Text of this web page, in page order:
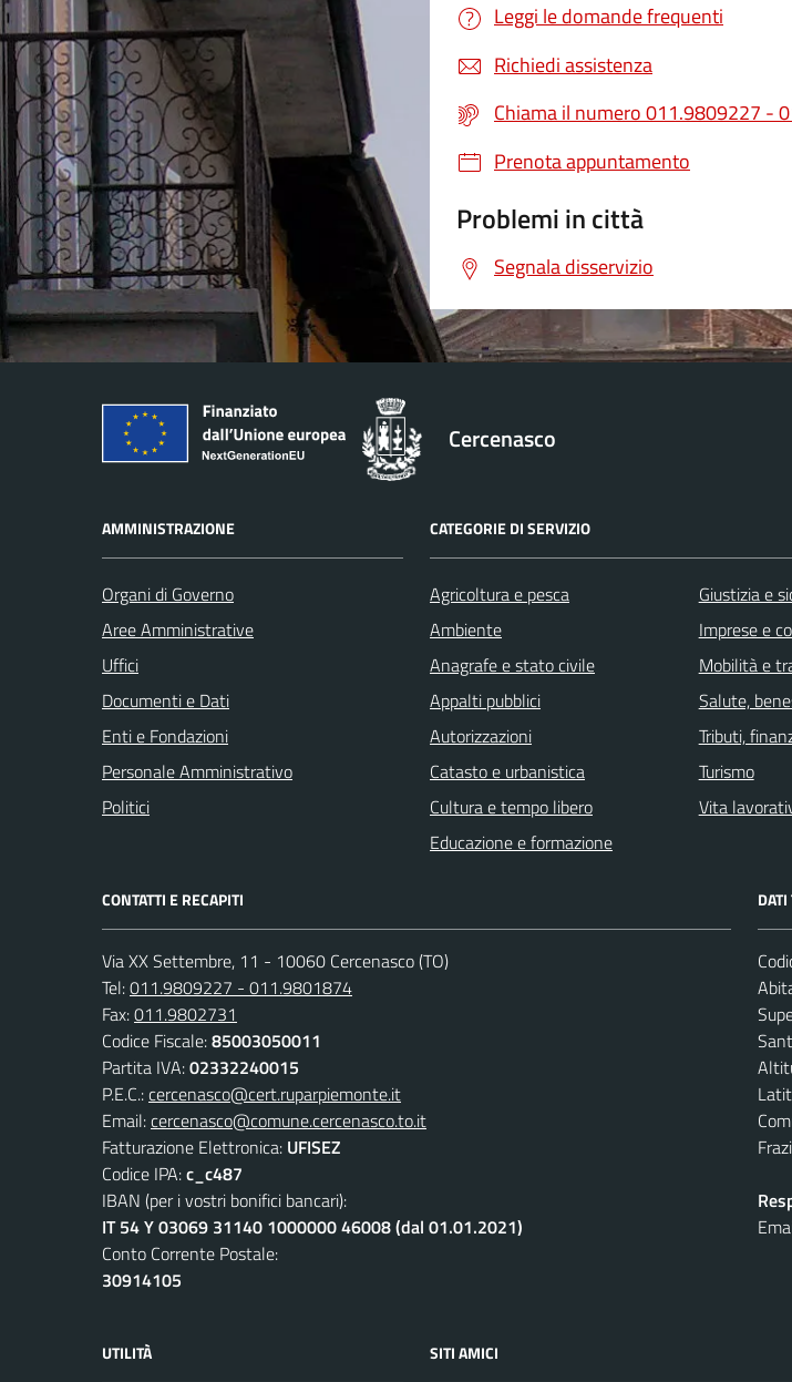
Leggi le domande frequenti
Richiedi assistenza
Chiama il numero 011.9809227 -
Prenota appuntamento
Problemi in città
Segnala disservizio
Cercenasco
AMMINISTRAZIONE
Organi di Governo
Aree Amministrative
Uffici
Documenti e Dati
Enti e Fondazioni
Personale Amministrativo
Politici
CATEGORIE DI SERVIZIO
Agricoltura e pesca
Ambiente
Anagrafe e stato civile
Appalti pubblici
Autorizzazioni
Catasto e urbanistica
Cultura e tempo libero
Educazione e formazione
Giustizia e
Imprese e
Mobilità e
Salute,
Tributi,
Turismo
Vita
CONTATTI E RECAPITI
Via XX Settembre, 11 - 10060 Cercenasco (TO)
Tel:011.9809227 - 011.9801874
Fax:011.9802731
Codice Fiscale:85003050011
Partita IVA:02332240015
P.E.C.:cercenasco@cert.ruparpiemonte.it
Email:cercenasco@comune.cercenasco.to.it
Fatturazione Elettronica: UFISEZ
Codice IPA:c_c487
IBAN (per i vostri bonifici bancari):
IT 54 Y 03069 31140 1000000 46008 (dal 01.01.2021)
Conto Corrente Postale:
30914105
UTILITÀ SITI AMICI